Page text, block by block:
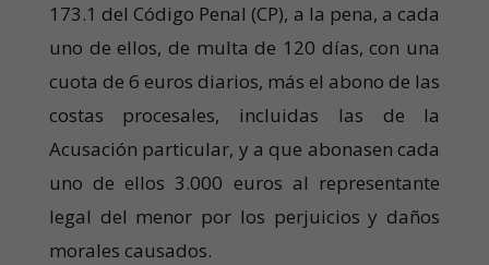
173.1 del Código Penal (CP), a la pena, a cada
uno de ellos, de multa de 120 días, con una
cuota de 6 euros diarios, más el abono de las
costas procesales, incluidas las de la
Acusación particular, y a que abonasen cada
uno de ellos 3.000 euros al representante
legal del menor por los perjuicios y daños
morales causados.